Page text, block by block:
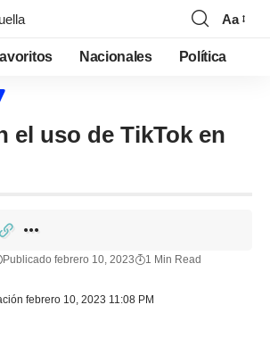
Aa
Nacionales Política
el uso de TikTok en
febrero 10, 2023 11:08 PM
Publicado febrero 10, 2023 1 Min Read